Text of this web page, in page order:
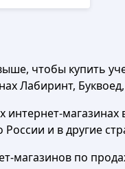
чтобы купить
Лабиринт,
и в другие
магазинов по